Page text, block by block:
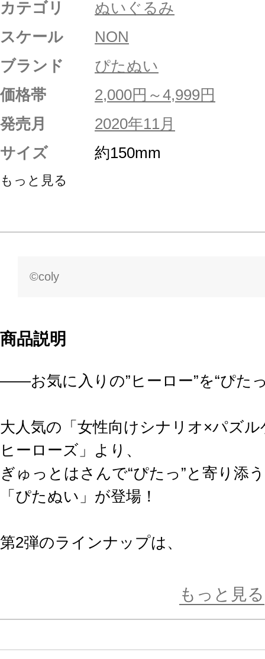
カテゴリ
ぬいぐるみ
スケール
NON
ブランド
ぴたぬい
価格帯
2,000円～4,999円
発売月
2020年11月
サイズ
約150mm
もっと見る
©coly
商品説明
――お気に入りの”ヒーロー”を“ぴた
大人気の「女性向けシナリオ×パズ
ヒーローズ」より、
ぎゅっとはさんで“ぴたっ”と寄り添
「ぴたぬい」が登場！
第2弾のラインナップは、
もっと見る